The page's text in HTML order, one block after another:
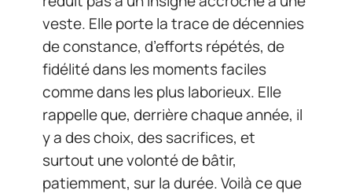
veste. Elle porte la trace de décennies
de constance, d’efforts répétés, de
fidélité dans les moments faciles
comme dans les plus laborieux. Elle
rappelle que, derrière chaque année, il
y a des choix, des sacrifices, et
surtout une volonté de bâtir,
patiemment, sur la durée. Voilà ce que